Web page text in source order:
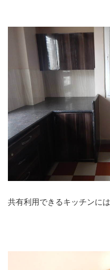
共有利用できるキッチンに